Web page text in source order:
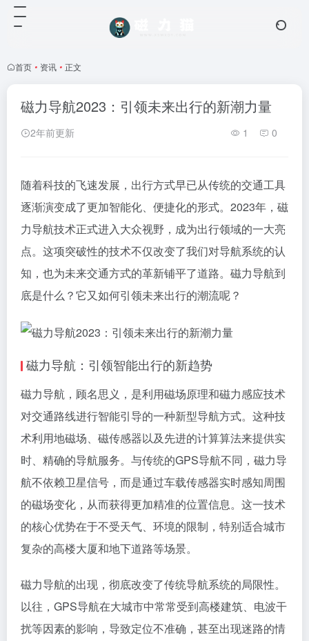
首页 • 资讯 • 正文
磁力导航2023：引领未来出行的新潮力量
2年前更新 1 0
随着科技的飞速发展，出行方式早已从传统的交通工具
逐渐演变成了更加智能化、便捷化的形式。2023年，磁
力导航技术正式进入大众视野，成为出行领域的一大亮
点。这项突破性的技术不仅改变了我们对导航系统的认
知，也为未来交通方式的革新铺平了道路。磁力导航到
底是什么？它又如何引领未来出行的潮流呢？
磁力导航：引领智能出行的新趋势
磁力导航，顾名思义，是利用磁场原理和磁力感应技术
对交通路线进行智能引导的一种新型导航方式。这种技
术利用地磁场、磁传感器以及先进的计算算法来提供实
时、精确的导航服务。与传统的GPS导航不同，磁力导
航不依赖卫星信号，而是通过车载传感器实时感知周围
的磁场变化，从而获得更加精准的位置信息。这一技术
的核心优势在于不受天气、环境的限制，特别适合城市
复杂的高楼大厦和地下道路等场景。
磁力导航的出现，彻底改变了传统导航系统的局限性。
以往，GPS导航在大城市中常常受到高楼建筑、电波干
扰等因素的影响，导致定位不准确，甚至出现迷路的情